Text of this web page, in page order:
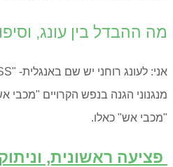
מה ההבדל בין עונג,
מנגנוני הגנה בנפש הקרויים
"מכבי אש" כאלו.
פציעה ראשונית,